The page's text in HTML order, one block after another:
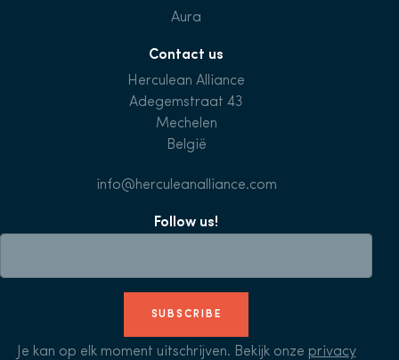
Aura
Contact us
Herculean Alliance
Adegemstraat 43
Mechelen
België
info@herculeanalliance.com
Follow us!
SUBSCRIBE
Je kan op elk moment uitschrijven. Bekijk onze privacy